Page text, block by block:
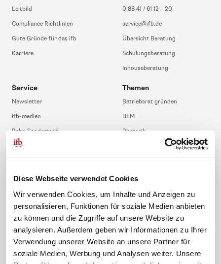
Diese Webseite verwendet Cookies
Wir verwenden Cookies, um Inhalte und Anzeigen zu
personalisieren, Funktionen für soziale Medien anbieten
zu können und die Zugriffe auf unsere Website zu
analysieren. Außerdem geben wir Informationen zu Ihrer
Verwendung unserer Website an unsere Partner für
soziale Medien, Werbung und Analysen weiter. Unsere
Leitbild
Compliance Richtlinien
Gute Gründe für das ifb
Karriere
0 88 41 / 61 12 – 20
service@ifb.de
Übersicht Beratung
Schulungsberatung
Inhouseberatung
Service
Newsletter
ifb-medien
Bahn Sondertarif
meinifb
Downloads & Formulare
FAQ
ifb-App Betriebsrat360
Themen
Betriebsrat gründen
BEM
Rhetorik
SBV-Wahl
JAV-Wahl
News. Wissen. Themen.
Lexikon
Rechtsprechung
Folgen Sie uns
Sicherheit durch geprüfte
Qualität!